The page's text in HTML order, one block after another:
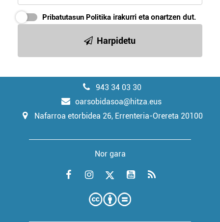
Pribatutasun Politika irakurri eta onartzen dut.
Harpidetu
943 34 03 30
oarsobidasoa@hitza.eus
Nafarroa etorbidea 26, Errenteria-Orereta 20100
Nor gara